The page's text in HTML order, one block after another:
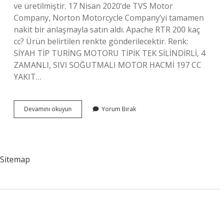
ve üretilmiştir. 17 Nisan 2020’de TVS Motor
Company, Norton Motorcycle Company’yi tamamen
nakit bir anlaşmayla satın aldı. Apache RTR 200 kaç
cc? Ürün belirtilen renkte gönderilecektir. Renk:
SİYAH TİP TURİNG MOTORU TİPİK TEK SİLİNDİRLİ, 4
ZAMANLI, SIVI SOĞUTMALI MOTOR HACMİ 197 CC
YAKIT…
Devamını okuyun
Motor
Yorum Bırak
Sitemap